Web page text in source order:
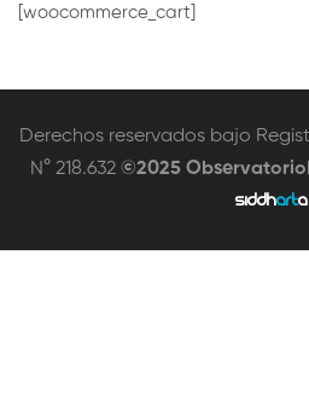
Carrito
[woocommerce_cart]
Derechos reservados bajo
N° 218.632 ©2025